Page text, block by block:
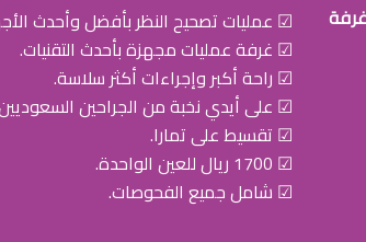
☑ عمليات تصحيح النظر بأفضل وأحدث
☑ غرفة عمليات مجهزة بأحدث التقنيات.
☑ راحة أكبر وإجراءات أكثر سلاسة.
☑ على أيدي نخبة من الجراحين
☑ تقسيط على تمارا.
☑ 1700 ريال للعين الواحدة.
☑ شامل جميع الفحوصات.